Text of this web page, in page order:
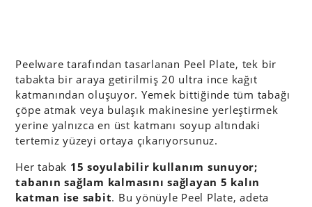
Peelware tarafından tasarlanan Peel Plate, tek bir
tabakta bir araya getirilmiş 20 ultra ince kağıt
katmanından oluşuyor. Yemek bittiğinde tüm tabağı
çöpe atmak veya bulaşık makinesine yerleştirmek
yerine yalnızca en üst katmanı soyup altındaki
tertemiz yüzeyi ortaya çıkarıyorsunuz.
Her tabak 15 soyulabilir kullanım sunuyor;
tabanın sağlam kalmasını sağlayan 5 kalın
katman ise sabit. Bu yönüyle Peel Plate, adeta